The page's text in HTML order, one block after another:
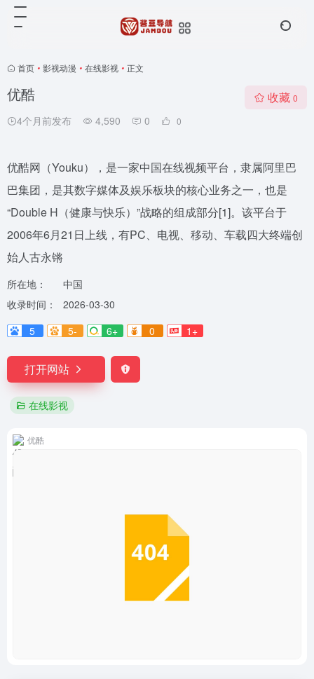
首页 • 影视动漫 • 在线影视 • 正文
优酷
4个月前发布 4,590 0 0
收藏 0
优酷网（Youku），是一家中国在线视频平台，隶属阿里巴
巴集团，是其数字媒体及娱乐板块的核心业务之一，也是
“Double H（健康与快乐）”战略的组成部分[1]。该平台于
2006年6月21日上线，有PC、电视、移动、车载四大终端创
始人古永锵
所在地：
中国
收录时间：
2026-03-30
5
5- 6+ 0 1+
打开网站
在线影视
优酷